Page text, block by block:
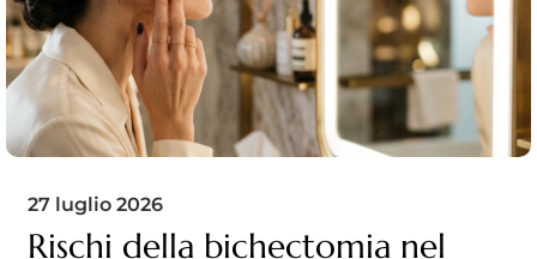
27 luglio 2026
Rischi della bichectomia nel